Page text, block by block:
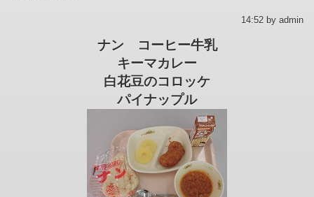
14:52 by admin
ナン コーヒー牛乳
キーマカレー
白花豆のコロッケ
パイナップル